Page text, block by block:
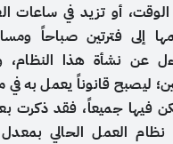
أو تزيد في ساعات
إلى فترتين صباحاً
عن نشأة هذا النظام،
ليصبح قانوناً يعمل به
فيها جميعاً، فقد ذكرت
نظام العمل الحالي